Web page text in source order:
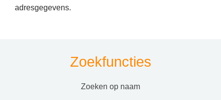
adresgegevens.
Zoekfuncties
zoeken op naam